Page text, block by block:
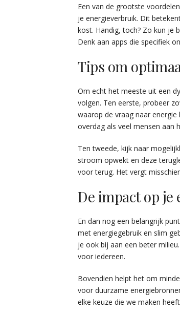
Een van de grootste
je energieverbruik. Dit
kost. Handig, toch? Zo kun je
Denk aan apps die specifiek
Tips om
Om echt het meeste uit een
volgen. Ten eerste, probeer
waarop de vraag naar
overdag als veel mensen aan
Ten tweede, kijk naar
stroom opwekt en deze
voor terug. Het vergt
De impact op
En dan nog een belangrijk
met energiegebruik en slim
je ook bij aan een beter
voor iedereen.
Bovendien helpt het om
voor duurzame
elke keuze die we maken